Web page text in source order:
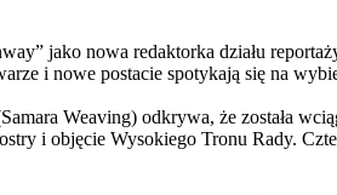
jako nowa redaktorka działu
i nowe postacie spotykają się na
Weaving) odkrywa, że została
i objęcie Wysokiego Tronu Rady.